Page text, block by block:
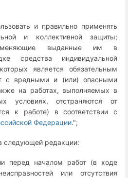
и правильно применять
и коллективной защиты;
выданные им в
средства индивидуальной
является обязательным
с вредными и (или) опасными
на работах, выполняемых в
условиях, отстраняются от
к работе) в соответствии с
Федерации.";
следующей редакции:
перед началом работ (в ходе
или отсутствия